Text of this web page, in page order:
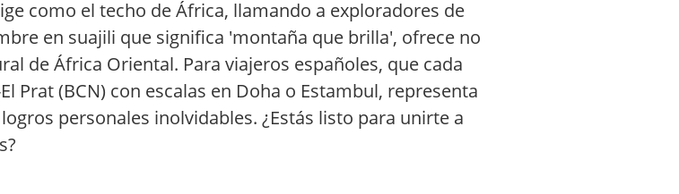
como el techo de África, llamando a exploradores de
en suajili que significa 'montaña que brilla', ofrece no
de África Oriental. Para viajeros españoles, que cada
Prat (BCN) con escalas en Doha o Estambul, representa
personales inolvidables. ¿Estás listo para unirte a